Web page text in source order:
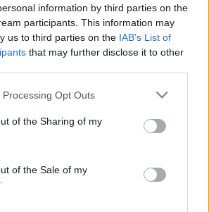
information by third parties on the
participants. This information may
us to third parties on the IAB’s List of
that may further disclose it to other
website/app uses one or more Google
or usage behaviour. You may click to
to Google and its third-party tags to
specified purposes in below Google
Opt Outs
of the Sharing of my
of the Sale of my